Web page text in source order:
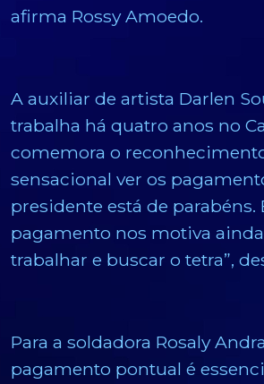
afirma Rossy Amoedo.
A auxiliar de artista Darlen
trabalha há quatro anos no
comemora o
sensacional ver os
presidente está de parabéns.
pagamento nos motiva
trabalhar e buscar o tetra”,
Para a soldadora Rosaly
pagamento pontual é